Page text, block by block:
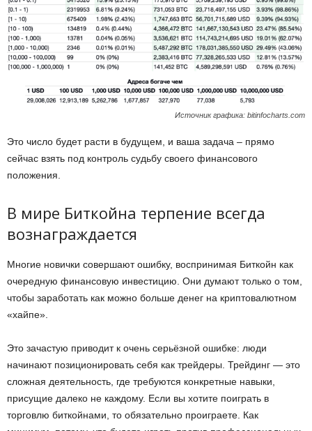
Источник графика: bitinfocharts.com
Это число будет расти в будущем, и ваша задача – прямо
сейчас взять под контроль судьбу своего финансового
положения.
В мире Биткойна терпение всегда
вознаграждается
Многие новички совершают ошибку, воспринимая Биткойн как
очередную финансовую инвестицию. Они думают только о том,
чтобы заработать как можно больше денег на криптовалютном
«хайпе».
Это зачастую приводит к очень серьёзной ошибке: люди
начинают позиционировать себя как трейдеры. Трейдинг — это
сложная деятельность, где требуются конкретные навыки,
присущие далеко не каждому. Если вы хотите поиграть в
торговлю биткойнами, то обязательно проиграете. Как